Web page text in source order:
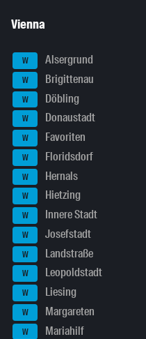
Vienna
W Alsergrund
W Brigittenau
W Döbling
W Donaustadt
W Favoriten
W Floridsdorf
W Hernals
W Hietzing
W Innere Stadt
W Josefstadt
W Landstraße
W Leopoldstadt
W Liesing
W Margareten
W Mariahilf